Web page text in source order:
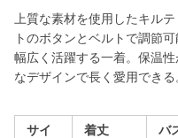
上質な素材を使用したキル
トのボタンとベルトで調節
幅広く活躍する一着。保温
なデザインで長く愛用できる
サイ
着丈
バ